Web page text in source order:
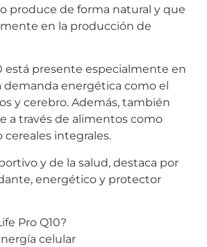
produce de forma natural y que
en la producción de
está presente especialmente en
demanda energética como el
y cerebro. Además, también
a través de alimentos como
cereales integrales.
y de la salud, destaca por
energético y protector
Pro Q10?
celular